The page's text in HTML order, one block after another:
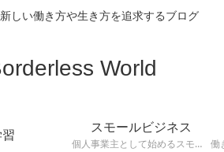
しい働き方や生き方を追求するブログ
World
スモールビジネス
個人事業主として始めるスモールビジネスに関するトピックです